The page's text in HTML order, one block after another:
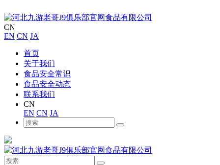
CN
EN CN JA
首页
关于我们
食品安全常识
食品安全动态
联系我们
CN
EN CN JA